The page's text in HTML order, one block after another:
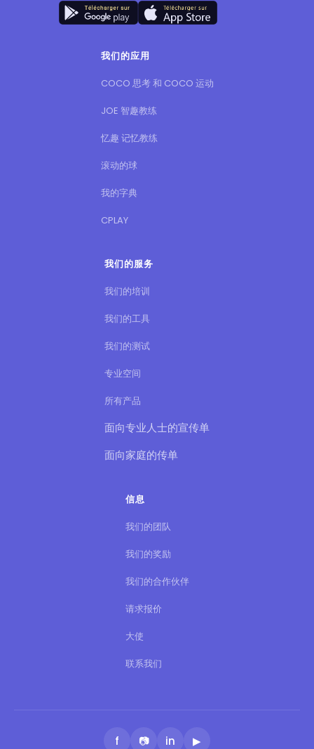
我们的应用
COCO 思考 和 COCO 运动
JOE 智趣教练
忆趣 记忆教练
滚动的球
我的字典
CPLAY
我们的服务
我们的培训
我们的工具
我们的测试
专业空间
所有产品
面向专业人士的宣传单
面向家庭的传单
信息
我们的团队
我们的奖励
我们的合作伙伴
请求报价
大使
联系我们
f 📷 in ▶